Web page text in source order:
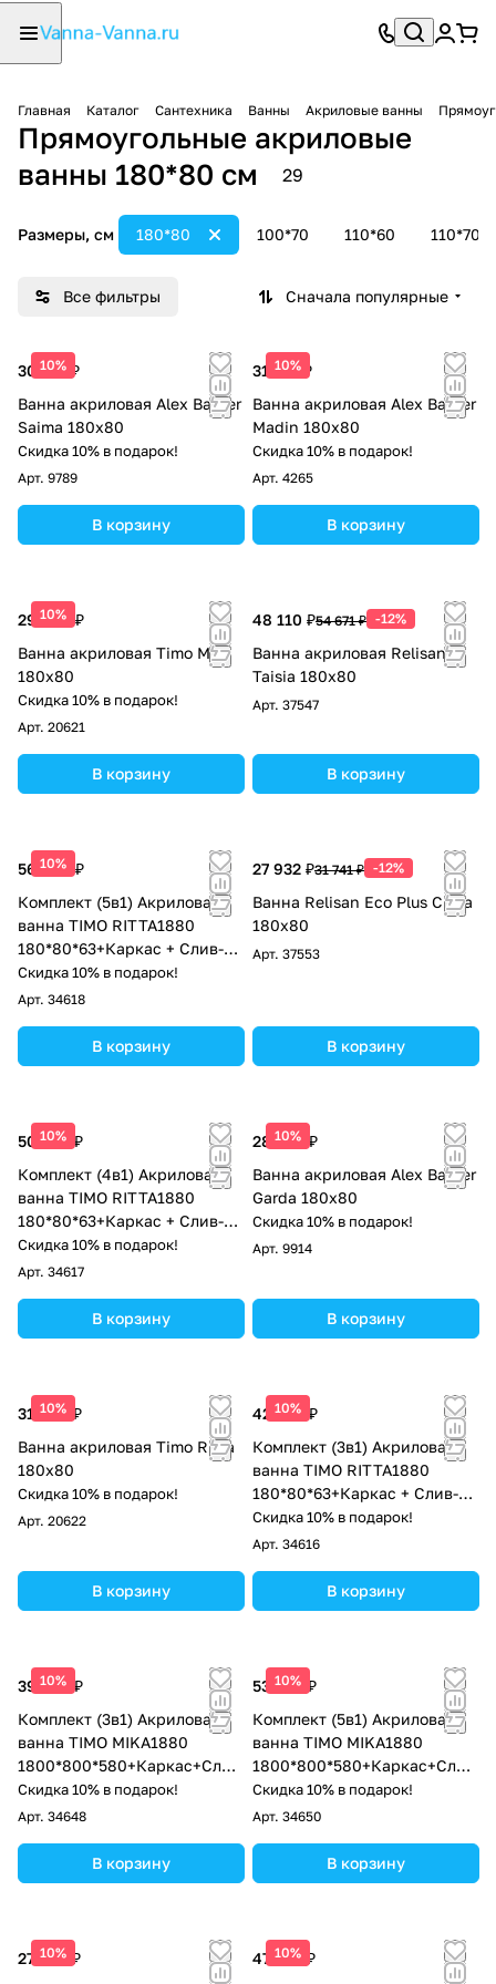
Главная Каталог Сантехника Ванны Акриловые ванны
Прямоугольные акриловые
ванны 180*80 см
29
Размеры, см 100*70 110*60 110*70
180*80
Все фильтры Сначала популярные
10%
30 178 ₽
Ванна акриловая Alex Baitler
Saima 180x80
Скидка 10% в подарок!
Арт. 9789
В корзину
10%
31 741 ₽
Ванна акриловая Alex Baitler
Madin 180x80
Скидка 10% в подарок!
Арт. 4265
В корзину
10%
29 000 ₽
Ванна акриловая Timo Mika
180x80
Скидка 10% в подарок!
Арт. 20621
В корзину
48 110 ₽54 671 ₽ -12%
Ванна акриловая Relisan
Taisia 180x80
Арт. 37547
В корзину
10%
56 600 ₽
Комплект (5в1) Акриловая
ванна TIMO RITTA1880
180*80*63+Каркас + Слив-
перелив+Фронтальная
панель+Торцевая панель
Скидка 10% в подарок!
Арт. 34618
В корзину
27 932 ₽31 741 ₽ -12%
Ванна Relisan Eco Plus Сима
180х80
Арт. 37553
В корзину
10%
50 500 ₽
Комплект (4в1) Акриловая
ванна TIMO RITTA1880
180*80*63+Каркас + Слив-
перелив+Фронтальная
панель
Скидка 10% в подарок!
Арт. 34617
В корзину
10%
28 893 ₽
Ванна акриловая Alex Baitler
Garda 180x80
Скидка 10% в подарок!
Арт. 9914
В корзину
10%
31 800 ₽
Ванна акриловая Timo Ritta
180x80
Скидка 10% в подарок!
Арт. 20622
В корзину
10%
42 300 ₽
Комплект (3в1) Акриловая
ванна TIMO RITTA1880
180*80*63+Каркас + Слив-
перелив
Скидка 10% в подарок!
Арт. 34616
В корзину
10%
39 500 ₽
Комплект (3в1) Акриловая
ванна TIMO MIKA1880
1800*800*580+Каркас+Слив
-перелив
Скидка 10% в подарок!
Арт. 34648
В корзину
10%
53 200 ₽
Комплект (5в1) Акриловая
ванна TIMO MIKA1880
1800*800*580+Каркас+Слив
-перелив+фронтальная
панель+торцевая панель
Скидка 10% в подарок!
Арт. 34650
В корзину
10%
27 824 ₽
10%
47 700 ₽